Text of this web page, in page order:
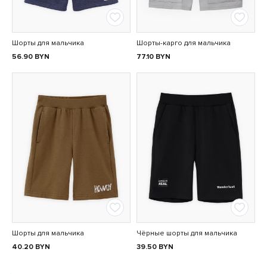
Шорты для мальчика
56.90 BYN
Шорты-карго для мальчика
77.10 BYN
Шорты для мальчика
40.20 BYN
Чёрные шорты для мальчика
39.50 BYN